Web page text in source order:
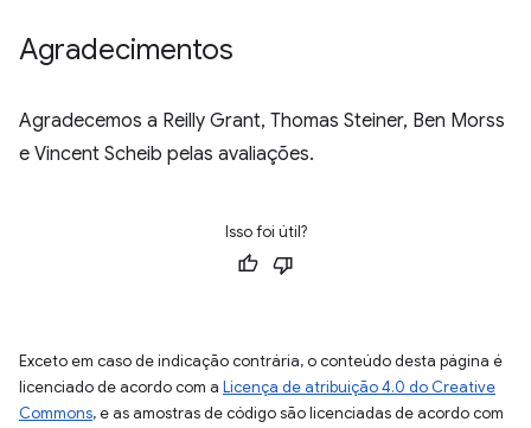
Agradecimentos
Agradecemos a Reilly Grant, Thomas Steiner, Ben Morss
e Vincent Scheib pelas avaliações.
Isso foi útil?
Exceto em caso de indicação contrária, o conteúdo desta página é
licenciado de acordo com a Licença de atribuição 4.0 do Creative
Commons, e as amostras de código são licenciadas de acordo com